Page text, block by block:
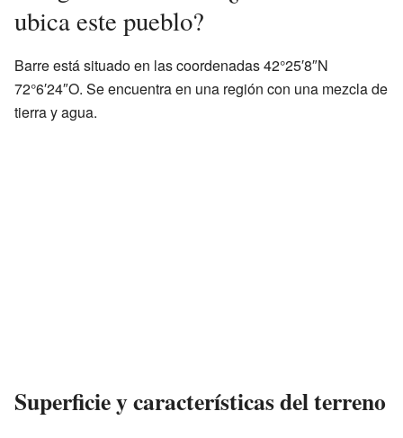
ubica este pueblo?
Barre está situado en las coordenadas 42°25′8″N
72°6′24″O. Se encuentra en una región con una mezcla de
tierra y agua.
Superficie y características del terreno